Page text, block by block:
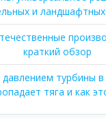
и
краткий обзор
турбины
тяга и как